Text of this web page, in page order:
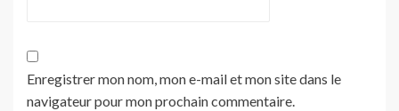
Enregistrer mon nom, mon e-mail et mon site dans le
navigateur pour mon prochain commentaire.